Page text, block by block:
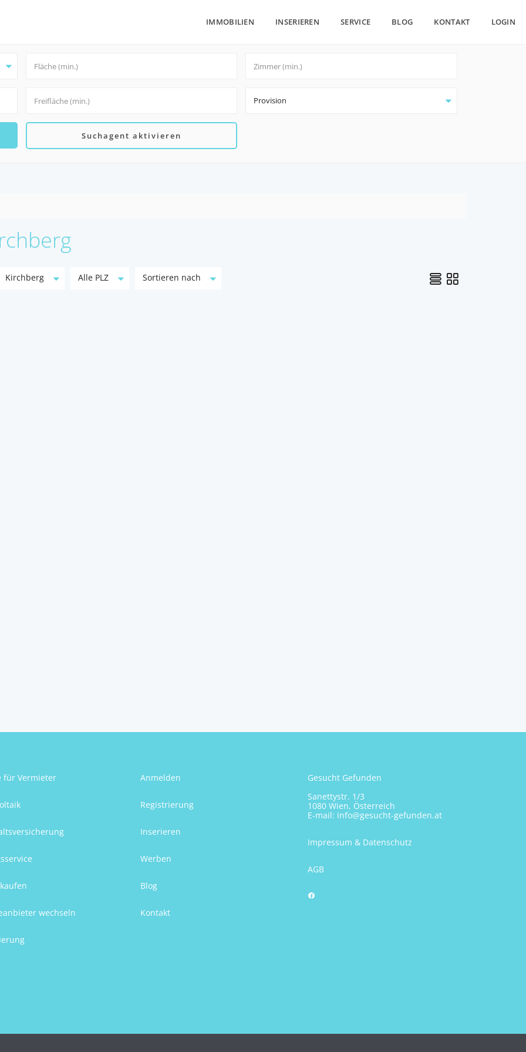
IMMOBILIEN INSERIEREN SERVICE BLOG KONTAKT LOGIN
Provision
Suchagent aktivieren
Kirchberg Alle PLZ Sortieren nach
für Vermieter
wechseln
Anmelden
Registrierung
Inserieren
Werben
Blog
Kontakt
Gesucht Gefunden
Sanettystr. 1/3
1080 Wien, Österreich
E-mail: info@gesucht-gefunden.at
Impressum & Datenschutz
AGB
Facebook